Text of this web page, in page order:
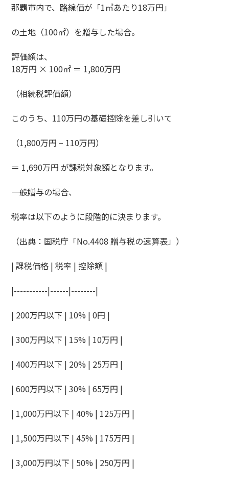
那覇市内で、路線価が「1㎡あたり18万円」
の土地（100㎡）を贈与した場合。
評価額は、
18万円 × 100㎡ ＝ 1,800万円
（相続税評価額）
このうち、110万円の基礎控除を差し引いて
（1,800万円 − 110万円）
＝ 1,690万円 が課税対象額となります。
一般贈与の場合、
税率は以下のように段階的に決まります。
（出典：国税庁「No.4408 贈与税の速算表」）
| 課税価格 | 税率 | 控除額 |
|-----------|------|--------|
| 200万円以下 | 10% | 0円 |
| 300万円以下 | 15% | 10万円 |
| 400万円以下 | 20% | 25万円 |
| 600万円以下 | 30% | 65万円 |
| 1,000万円以下 | 40% | 125万円 |
| 1,500万円以下 | 45% | 175万円 |
| 3,000万円以下 | 50% | 250万円 |